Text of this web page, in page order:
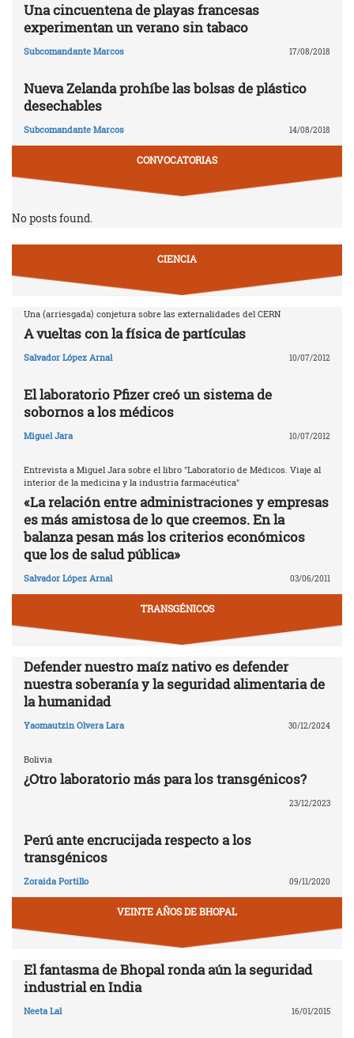
Una cincuentena de playas francesas
experimentan un verano sin tabaco
Subcomandante Marcos 17/08/2018
Nueva Zelanda prohíbe las bolsas de plástico
desechables
Subcomandante Marcos 14/08/2018
CONVOCATORIAS
No posts found.
CIENCIA
Una (arriesgada) conjetura sobre las externalidades del CERN
A vueltas con la física de partículas
Salvador López Arnal 10/07/2012
El laboratorio Pfizer creó un sistema de
sobornos a los médicos
Miguel Jara 10/07/2012
Entrevista a Miguel Jara sobre el libro "Laboratorio de Médicos. Viaje al
interior de la medicina y la industria farmacéutica"
«La relación entre administraciones y empresas
es más amistosa de lo que creemos. En la
balanza pesan más los criterios económicos
que los de salud pública»
Salvador López Arnal 03/06/2011
TRANSGÉNICOS
Defender nuestro maíz nativo es defender
nuestra soberanía y la seguridad alimentaria de
la humanidad
Yaomautzin Olvera Lara 30/12/2024
Bolivia
¿Otro laboratorio más para los transgénicos?
23/12/2023
Perú ante encrucijada respecto a los
transgénicos
Zoraida Portillo 09/11/2020
VEINTE AÑOS DE BHOPAL
El fantasma de Bhopal ronda aún la seguridad
industrial en India
Neeta Lal 16/01/2015